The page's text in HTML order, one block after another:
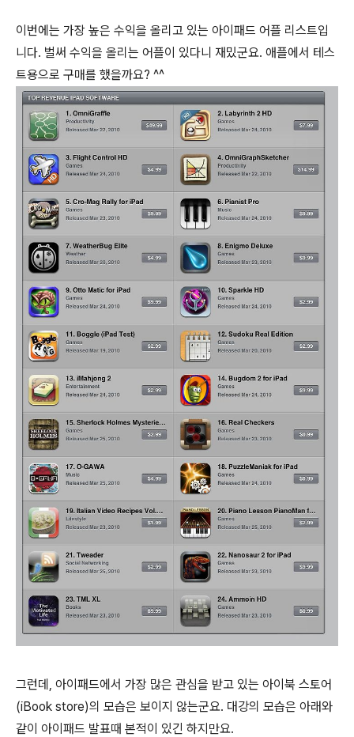
이번에는 가장 높은 수익을 올리고 있는 아이패드 어플 리스트입
니다. 벌써 수익을 올리는 어플이 있다니 재밌군요. 애플에서 테스
트용으로 구매를 했을까요? ^^
그런데, 아이패드에서 가장 많은 관심을 받고 있는 아이북 스토어
(iBook store)의 모습은 보이지 않는군요. 대강의 모습은 아래와
같이 아이패드 발표때 본적이 있긴 하지만요.